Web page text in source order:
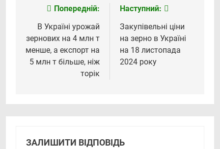
Навігація
записів
Попередній:
В Україні урожай
зернових на 4 млн т
менше, а експорт на
5 млн т більше, ніж
торік
Наступний:
Закупівельні ціни
на зерно в Україні
на 18 листопада
2024 року
ЗАЛИШИТИ ВІДПОВІДЬ